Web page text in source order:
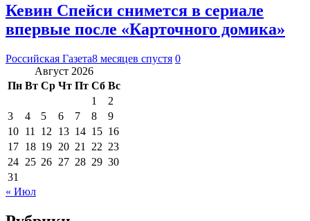
Кевин Спейси снимется в сериале
впервые после «Карточного домика»
Российская Газета8 месяцев спустя 0
Август 2026
Пн Вт Ср Чт Пт Сб Вс
1
2
3
4 5 6 7 8
9
10 11 12 13 14 15 16
17 18 19 20 21 22 23
24 25 26 27 28 29 30
31
« Июл